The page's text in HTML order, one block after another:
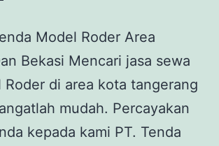
Model Roder Area
Bekasi Mencari jasa sewa
Roder di area kota tangerang
mudah. Percayakan
kepada kami PT. Tenda